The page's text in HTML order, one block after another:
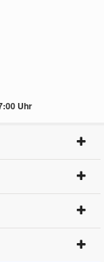
Uhr